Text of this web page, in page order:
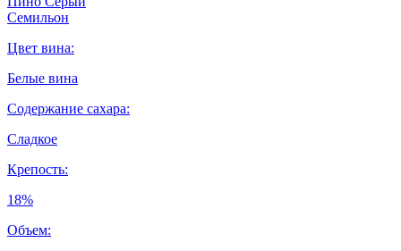
Семильон
Цвет вина:
Белые вина
Содержание сахара:
Сладкое
Крепость:
18%
Объем: